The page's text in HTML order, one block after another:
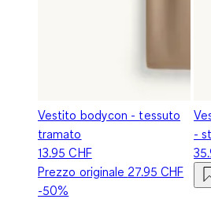
Vestito bodycon - tessuto
tramato
13.95 CHF
Prezzo originale 27.95 CHF
-50%
-